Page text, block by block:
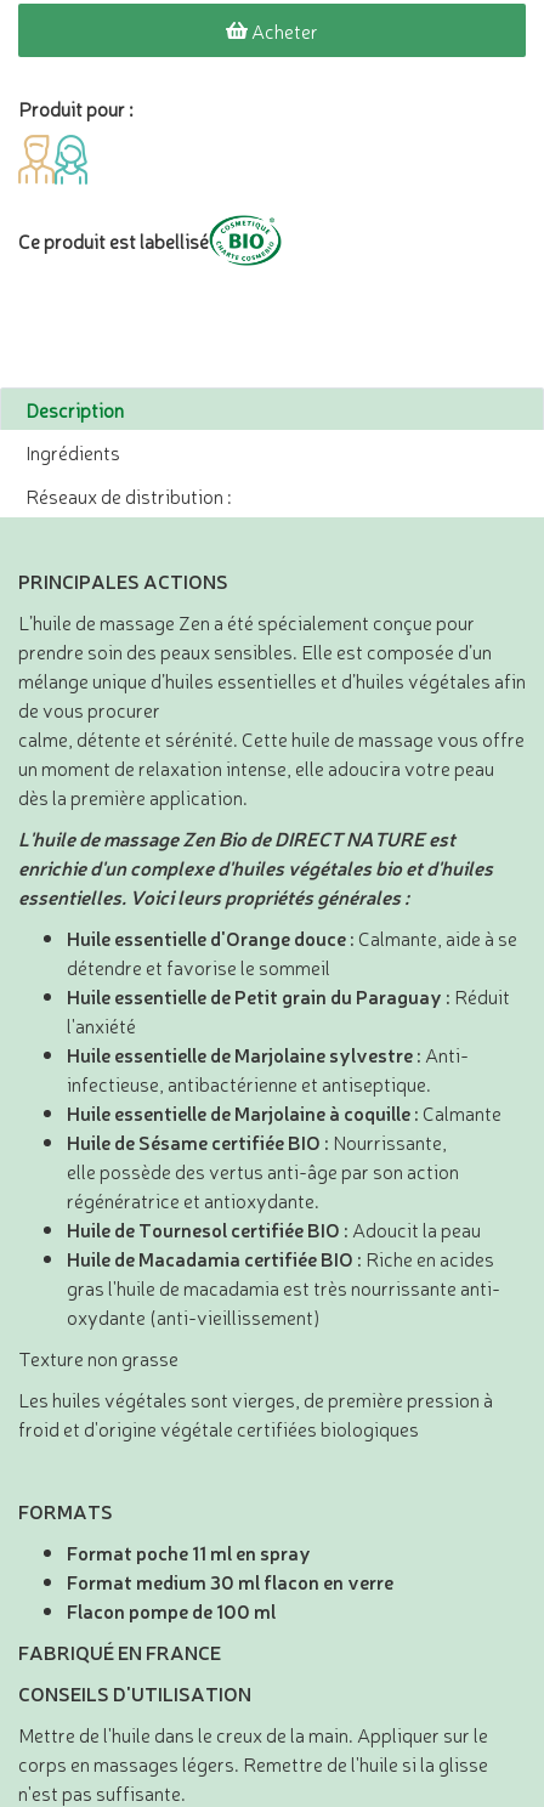
Acheter
Produit pour :
Ce produit est labellisé
Description
Ingrédients
Réseaux de distribution :
PRINCIPALES ACTIONS
L’huile de massage Zen a été spécialement conçue pour
prendre soin des peaux sensibles. Elle est composée d’un
mélange unique d’huiles essentielles et d’huiles végétales afin
de vous procurer
calme, détente et sérénité. Cette huile de massage vous offre
un moment de relaxation intense, elle adoucira votre peau
dès la première application.
L'huile de massage Zen Bio de DIRECT NATURE est
enrichie d'un complexe d'huiles végétales bio et d'huiles
essentielles. Voici leurs propriétés générales :
Huile essentielle d'Orange douce : Calmante, aide à se
détendre et favorise le sommeil
Huile essentielle de Petit grain du Paraguay : Réduit
l'anxiété
Huile essentielle de Marjolaine sylvestre : Anti-
infectieuse, antibactérienne et antiseptique.
Huile essentielle de Marjolaine à coquille : Calmante
Huile de Sésame certifiée BIO : Nourrissante,
elle possède des vertus anti-âge par son action
régénératrice et antioxydante.
Huile de Tournesol certifiée BIO : Adoucit la peau
Huile de Macadamia certifiée BIO : Riche en acides
gras l'huile de macadamia est très nourrissante anti-
oxydante (anti-vieillissement)
Texture non grasse
Les huiles végétales sont vierges, de première pression à
froid et d'origine végétale certifiées biologiques
FORMATS
Format poche 11 ml en spray
Format medium 30 ml flacon en verre
Flacon pompe de 100 ml
FABRIQUÉ EN FRANCE
CONSEILS D'UTILISATION
Mettre de l'huile dans le creux de la main. Appliquer sur le
corps en massages légers. Remettre de l'huile si la glisse
n'est pas suffisante.